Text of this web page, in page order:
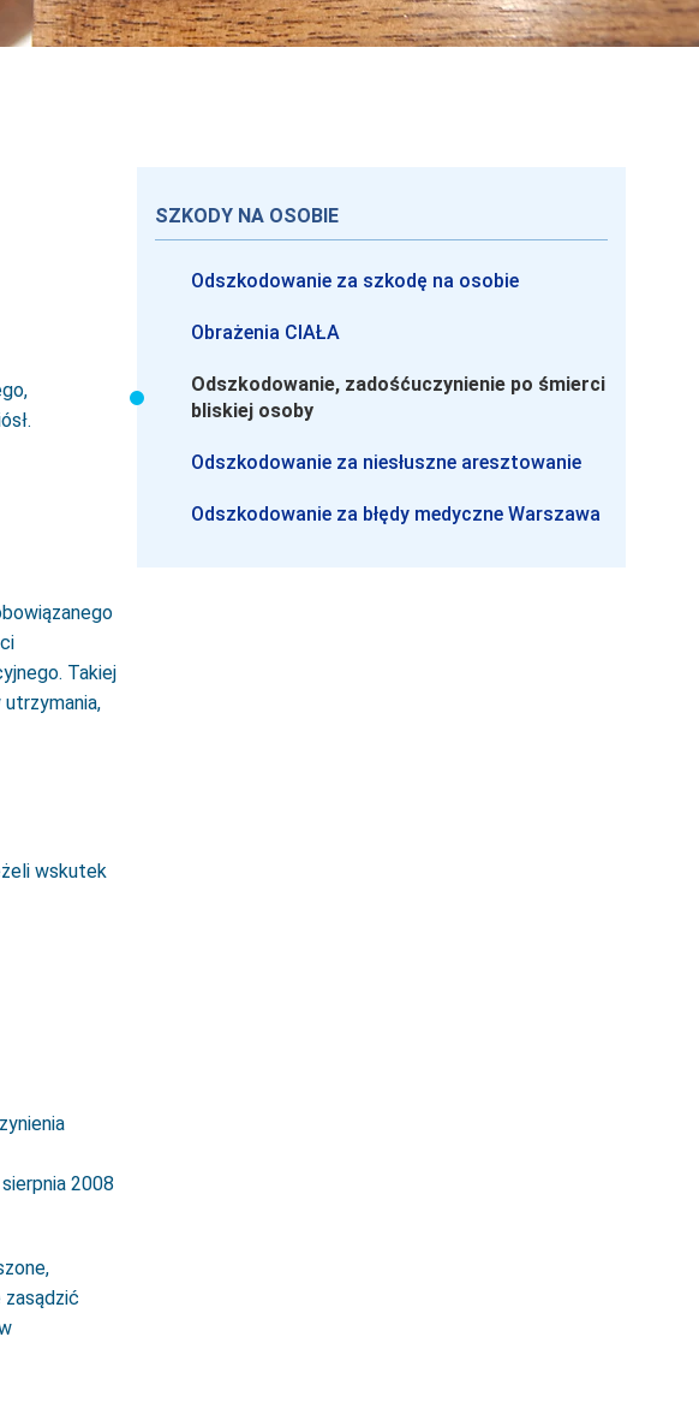
Takiej
wskutek
2008
zasądzić
SZKODY NA OSOBIE
Odszkodowanie za szkodę na osobie
Obrażenia CIAŁA
Odszkodowanie, zadośćuczynienie po śmierci
bliskiej osoby
Odszkodowanie za niesłuszne aresztowanie
Odszkodowanie za błędy medyczne Warszawa